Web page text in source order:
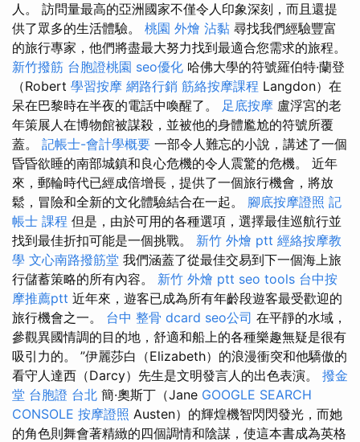
人。 訪問量最高的亞洲國家不僅令人印象深刻，而且還提
供了眾多的生活體驗。 桃園 外燴 沾黏 尋找我們經驗豐富
的旅行專家，他們將盡最大努力找到最適合您需求的旅程。
新竹撥筋 台胞證桃園 seo優化 哈佛大學的符號羅伯特·蘭登
（Robert 學習按摩 網路行銷 筋絡按摩課程 Langdon）在
呆在巴黎時在半夜的電話中喚醒了。 足底按摩 盧浮宮的老
年策展人在博物館被謀殺，並被他的身體尷尬的符號所覆
蓋。 記帳士-會計學概要 一部令人難忘的小說，講述了一個
昏昏欲睡的南部城鎮和良心危機的令人震驚的危機。 近年
來，郵輪時代已經成倍增長，提供了一個旅行機會，將放
鬆，冒險和全新的文化體驗結合在一起。 腳底按摩證照 記
帳士 課程 但是，由於可用的各種選項，選擇最佳巡航行並
找到最佳折扣可能是一個挑戰。 新竹 外燴 ptt 經絡按摩教
學 文心南路撥筋堂 我們涵蓋了從最佳交易到下一個海上旅
行儲蓄策略的所有內容。 新竹 外燴 ptt seo tools 台中按
摩推薦ptt 近年來，遊客已成為所有年齡段遊客最受歡迎的
旅行機會之一。 台中 整骨 dcard seo公司 在平靜的水域，
參觀異國情調的目的地，舒適和船上的各種樂趣無疑是很有
吸引力的。 ”伊麗莎白（Elizabeth）的浪漫衝突和他驕傲的
看守人達西（Darcy）先生是文明發言人的出色表演。 撥金
堂 台胞證 台北 簡·奧斯丁（Jane GOOGLE SEARCH
CONSOLE 按摩證照 Austen）的輝煌機智閃閃發光，而她
的角色則舞會著精緻的四個調情和陰謀，使這本書成為英格